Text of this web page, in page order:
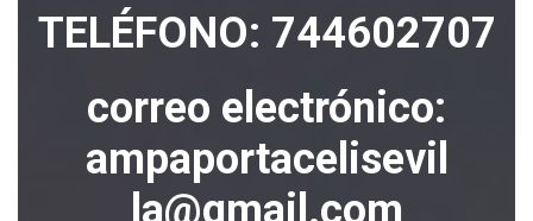
TELÉFONO: 744602707
correo electrónico:
ampaportacelisevil
la@gmail.com